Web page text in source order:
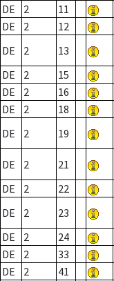
DE
2 11
DE
2 12
DE
2 13
DE
2 15
DE
2 16
DE
2 18
DE
2 19
DE 2 21
DE
2 22
DE
2 23
DE
2 24
DE
2 33
DE
2 41